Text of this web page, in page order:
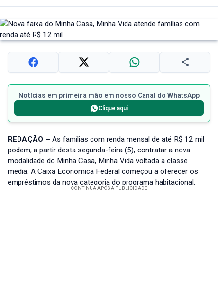
Notícias em primeira mão em nosso Canal do WhatsApp
Clique aqui
REDAÇÃO – As famílias com renda mensal de até R$ 12 mil
podem, a partir desta segunda-feira (5), contratar a nova
modalidade do Minha Casa, Minha Vida voltada à classe
média. A Caixa Econômica Federal começou a oferecer os
empréstimos da nova categoria do programa habitacional.